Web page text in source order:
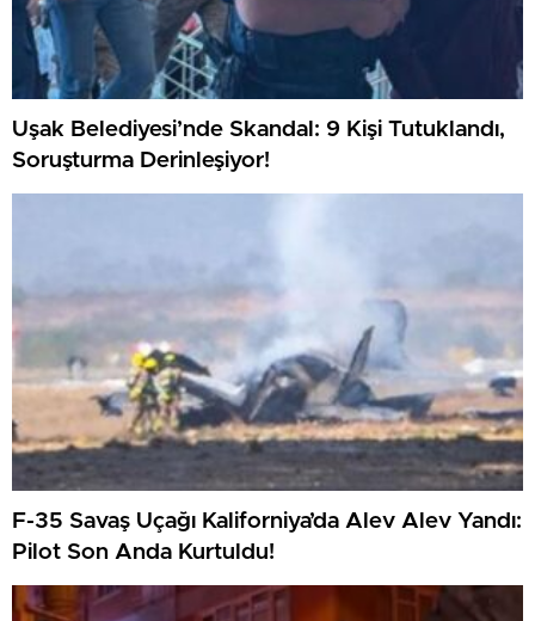
Uşak Belediyesi’nde Skandal: 9 Kişi Tutuklandı,
Soruşturma Derinleşiyor!
F-35 Savaş Uçağı Kaliforniya’da Alev Alev Yandı:
Pilot Son Anda Kurtuldu!